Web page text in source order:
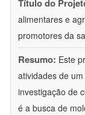
Título do
alimentares e
promotores da
Resumo: Este
atividades de
investigação de
é a busca de